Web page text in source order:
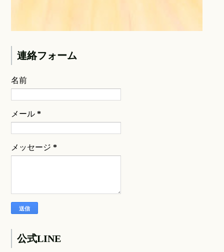
連絡フォーム
名前
メール*
メッセージ*
公式LINE